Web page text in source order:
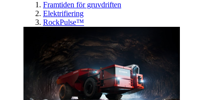
Framtiden för gruvdriften
Elektrifiering
RockPulse™